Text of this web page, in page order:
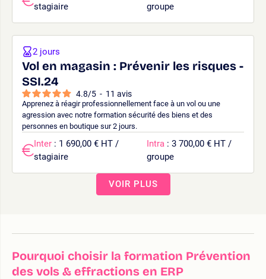
stagiaire
groupe
Vol en magasin : Prévenir les risques -
SSI.24
4.8/5 - 11 avis
Apprenez à réagir professionnellement face à un vol ou une
agression avec notre formation sécurité des biens et des
personnes en boutique sur 2 jours.
2 jours
Inter : 1 690,00 € HT /
stagiaire
Intra : 3 700,00 € HT /
groupe
VOIR PLUS
Pourquoi choisir la formation Prévention
des vols & effractions en ERP